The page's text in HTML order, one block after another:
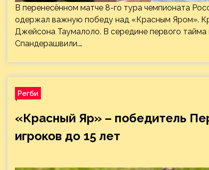
В перенесённом матче 8-го тура чемпионата
одержал важную победу над «Красным Яром».
Джейсона Таумалоло. В середине первого
Спандерашвили.…
Регби
«Красный Яр» – победитель
игроков до 15 лет